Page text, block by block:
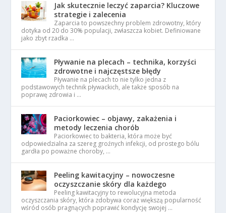
Jak skutecznie leczyć zaparcia? Kluczowe
strategie i zalecenia
Zaparcia to powszechny problem zdrowotny, który
dotyka od 20 do 30% populacji, zwłaszcza kobiet. Definiowane
jako zbyt rzadka …
Pływanie na plecach – technika, korzyści
zdrowotne i najczęstsze błędy
Pływanie na plecach to nie tylko jedna z
podstawowych technik pływackich, ale także sposób na
poprawę zdrowia i …
Paciorkowiec – objawy, zakażenia i
metody leczenia chorób
Paciorkowiec to bakteria, która może być
odpowiedzialna za szereg groźnych infekcji, od prostego bólu
gardła po poważne choroby, …
Peeling kawitacyjny – nowoczesne
oczyszczanie skóry dla każdego
Peeling kawitacyjny to rewolucyjna metoda
oczyszczania skóry, która zdobywa coraz większą popularność
wśród osób pragnących poprawić kondycję swojej …